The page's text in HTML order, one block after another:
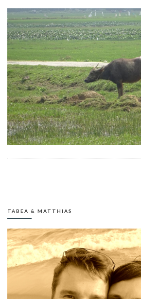
TABEA & MATTHIAS